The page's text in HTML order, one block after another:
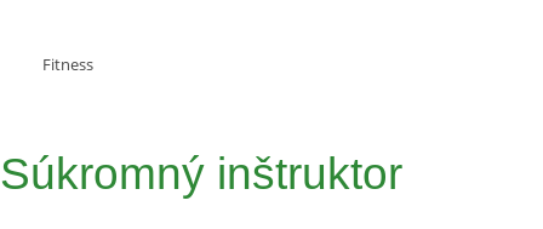
Fitness
Súkromný inštruktor